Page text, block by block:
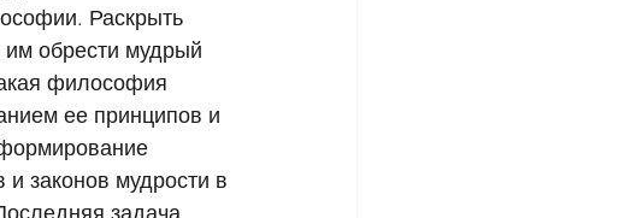
Раскрыть
обрести мудрый
философия
ее принципов и
законов мудрости в